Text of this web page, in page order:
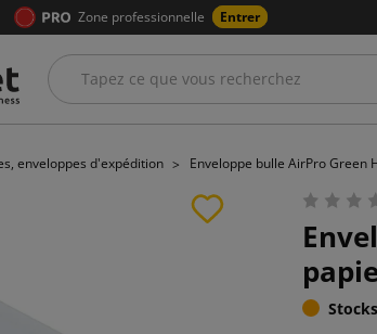
Zone professionnelle Entrer
enveloppes d'expédition Enveloppe bulle AirPro Green